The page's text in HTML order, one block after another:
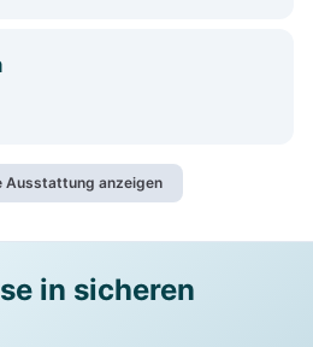
Ausstattung anzeigen
in sicheren